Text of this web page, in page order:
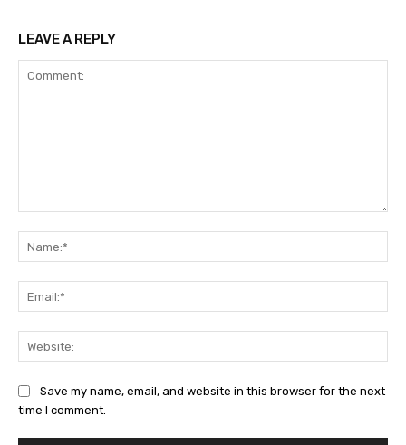
LEAVE A REPLY
Save my name, email, and website in this browser for the next
time I comment.